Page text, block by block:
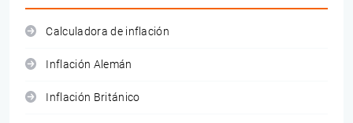
Calculadora de inflación
Inflación Alemán
Inflación Británico